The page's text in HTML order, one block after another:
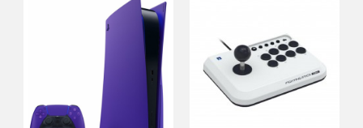
Кабель для зарядки джойстика Du..
690 грн.